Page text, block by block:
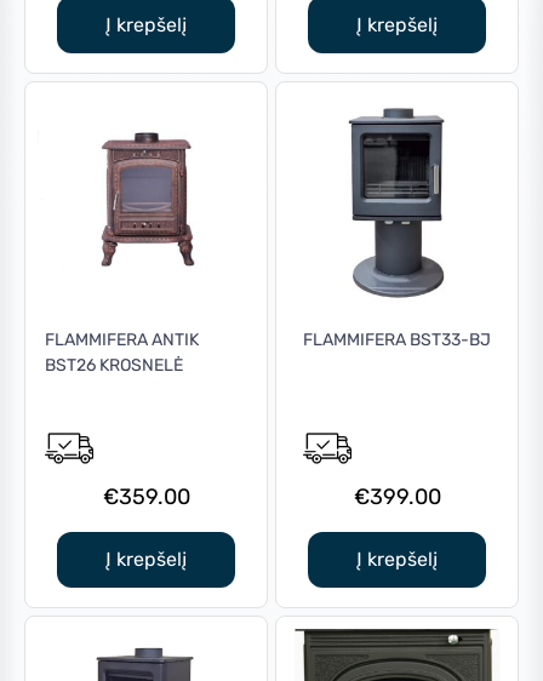
was:
€569.00.
€353.00.
Į krepšelį
was:
€569.00.
Į krepšelį
FLAMMIFERA ANTIK
BST26 KROSNELĖ
€359.00
Į krepšelį
FLAMMIFERA BST33-BJ
€399.00
Į krepšelį